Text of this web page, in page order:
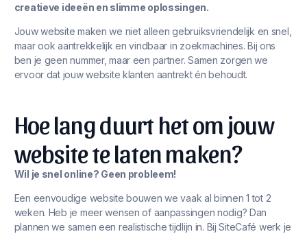
creatieve ideeën en slimme oplossingen.
Jouw website maken we niet alleen gebruiksvriendelijk en snel,
maar ook aantrekkelijk en vindbaar in zoekmachines. Bij ons
ben je geen nummer, maar een partner. Samen zorgen we
ervoor dat jouw website klanten aantrekt én behoudt.
Hoe lang duurt het om jouw
website te laten maken?
Wil je snel online? Geen probleem!
Een eenvoudige website bouwen we vaak al binnen 1 tot 2
weken. Heb je meer wensen of aanpassingen nodig? Dan
plannen we samen een realistische tijdlijn in. Bij SiteCafé werk je